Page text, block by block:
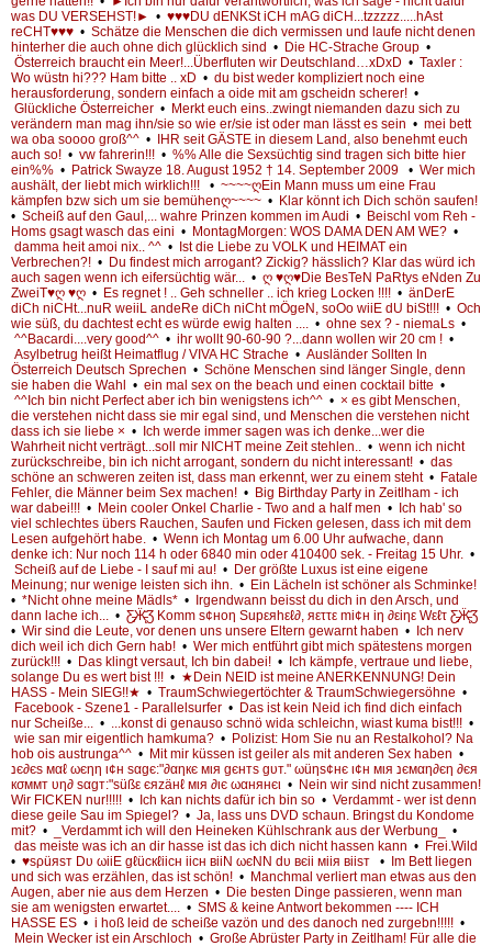
was DU VERSEHST!► • ♥♥♥DU dENKSt iCH mAG diCH...tzzzzz.....hAst
reCHT♥♥♥ • Schätze die Menschen die dich vermissen und laufe nicht denen
hinterher die auch ohne dich glücklich sind • Die HC-Strache Group •
Österreich braucht ein Meer!...Überfluten wir Deutschland…xDxD • Taxler :
Wo wüstn hi??? Ham bitte .. xD • du bist weder kompliziert noch eine
herausforderung, sondern einfach a oide mit am gscheidn scherer! •
Glückliche Österreicher • Merkt euch eins..zwingt niemanden dazu sich zu
verändern man mag ihn/sie so wie er/sie ist oder man lässt es sein • mei bett
wa oba soooo groß^^ •
IHR seit GÄSTE in diesem Land, also benehmt euch
auch so! • vw fahrerin!!! • %% Alle die Sexsüchtig sind tragen sich bitte hier
ein%% • Patrick Swayze 18. August 1952 † 14. September 2009 • Wer mich
aushält, der liebt mich wirklich!!!
• ~~~~ღEin Mann muss um eine Frau
kämpfen bzw sich um sie bemühenღ~~~~ • Klar könnt ich Dich schön saufen!
• Scheiß auf den Gaul,... wahre Prinzen kommen im Audi • Beischl vom Reh -
Homs gsagt wasch das eini • MontagMorgen: WOS DAMA DEN AM WE? •
damma heit amoi nix.. ^^ •
Ist die Liebe zu VOLK und HEIMAT ein
Verbrechen?! • Du findest mich arrogant? Zickig? hässlich? Klar das würd ich
auch sagen wenn ich eifersüchtig wär... • ღ ♥ღ♥Die BesTeN PaRtys eNden Zu
ZweiT♥ღ ♥ღ • Es regnet ! .. Geh schneller .. ich krieg Locken !!!! • änDerE
diCh niCHt...nuR weiiL andeRe diCh niCht mÖgeN, soOo wiiE dU biSt!!! • Och
wie süß, du dachtest echt es würde ewig halten .... • ohne sex ? - niemaLs •
^^Bacardi....very good^^ • ihr wollt 90-60-90 ?...dann wollen wir 20 cm ! •
Asylbetrug heißt Heimatflug / VIVA HC Strache • Ausländer Sollten In
Österreich Deutsch Sprechen • Schöne Menschen sind länger Single, denn
sie haben die Wahl
• ein mal sex on the beach und einen cocktail bitte •
^^Ich bin nicht Perfect aber ich bin wenigstens ich^^ • × es gibt Menschen,
die verstehen nicht dass sie mir egal sind, und Menschen die verstehen nicht
dass ich sie liebe × •
Ich werde immer sagen was ich denke...wer die
Wahrheit nicht verträgt...soll mir NICHT meine Zeit stehlen.. • wenn ich nicht
zurückschreibe, bin ich nicht arrogant, sondern du nicht interessant! • das
schöne an schweren zeiten ist, dass man erkennt, wer zu einem steht • Fatale
Fehler, die Männer beim Sex machen! • Big Birthday Party in Zeitlham - ich
war dabei!!! • Mein cooler Onkel Charlie - Two and a half men •
Ich hab' so
viel schlechtes übers Rauchen, Saufen und Ficken gelesen, dass ich mit dem
Lesen aufgehört habe. • Wenn ich Montag um 6.00 Uhr aufwache, dann
denke ich: Nur noch 114 h oder 6840 min oder 410400 sek. - Freitag 15 Uhr. •
Scheiß auf de Liebe - I sauf mi au! • Der größte Luxus ist eine eigene
Meinung; nur wenige leisten sich ihn. • Ein Lächeln ist schöner als Schminke!
• *Nicht ohne meine Mädls* •
Irgendwann beisst du dich in den Arsch, und
dann lache ich... • Ƹ̵̡Ӝ̵̨̄Ʒ Komm s¢нoη Supεяhεℓ∂, яεττε mi¢н iη ∂εiηε Wεℓτ Ƹ̵̡Ӝ̵̨̄Ʒ
• Wir sind die Leute, vor denen uns unsere Eltern gewarnt haben •
Ich nerv
dich weil ich dich Gern hab! • Wer mich entführt gibt mich spätestens morgen
zurück!!! • Das klingt versaut, Ich bin dabei! •
Ich kämpfe, vertraue und liebe,
solange Du es wert bist !!! • ★Dein NEID ist meine ANERKENNUNG! Dein
HASS - Mein SIEG!!★ • TraumSchwiegertöchter & TraumSchwiegersöhne •
Facebook - Szene1 - Parallelsurfer • Das ist kein Neid ich find dich einfach
nur Scheiße... • ...konst di genauso schnö wida schleichn, wiast kuma bist!!! •
wie san mir eigentlich hamkuma? • Polizist: Hom Sie nu an Restalkohol? Na
hob ois austrunga^^ • Mit mir küssen ist geiler als mit anderen Sex haben •
נє∂єѕ мαℓ ωєηη ι¢н ѕαgє:"∂αηкє мιя gєнтѕ gυт." ωüηѕ¢нє ι¢н мιя נємαη∂єη ∂єя
кσммт υη∂ ѕαgт:"ѕüßε єяzäнℓ мιя ∂ιє ωαнянєι • Nein wir sind nicht zusammen!
Wir FICKEN nur!!!!! • Ich kan nichts dafür ich bin so • Verdammt - wer ist denn
diese geile Sau im Spiegel? • Ja, lass uns DVD schaun. Bringst du Kondome
mit? • _Verdammt ich will den Heineken Kühlschrank aus der Werbung_
•
das meiste was ich an dir hasse ist das ich dich nicht hassen kann • Frei.Wild
• ♥ѕρüяѕт Dυ ωiiE gℓücкℓiicн iicн вiiN ωєNN dυ вєii мiiя вiiѕт •
Im Bett liegen
und sich was erzählen, das ist schön! • Manchmal verliert man etwas aus den
Augen, aber nie aus dem Herzen • Die besten Dinge passieren, wenn man
sie am wenigsten erwartet.... • SMS & keine Antwort bekommen ---- ICH
HASSE ES • i hoß leid de scheiße vazön und des danoch ned zurgebn!!!!! •
Mein Wecker ist ein Arschloch • Große Abrüster Party in Zeitlham! Für alle die